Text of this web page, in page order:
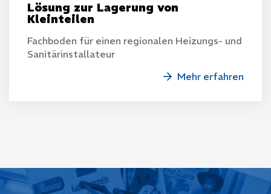
Lösung zur Lagerung von
Kleinteilen
Fachboden für einen regionalen Heizungs- und
Sanitärinstallateur
Mehr erfahren